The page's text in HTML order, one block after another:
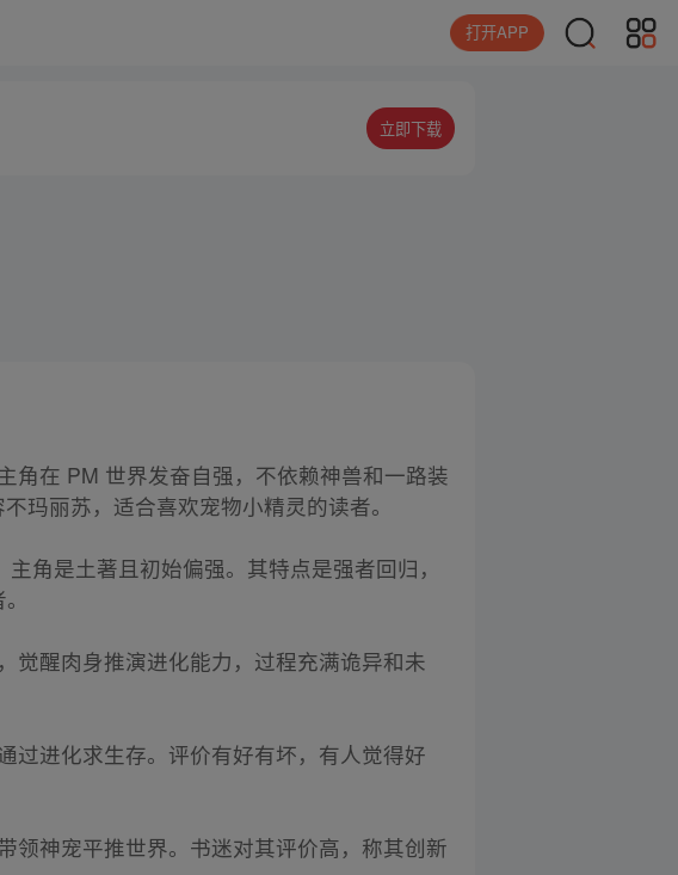
打开APP
立即下载
角在 PM 世界发奋自强，不依赖神兽和一路装
玛丽苏，适合喜欢宠物小精灵的读者。
角是土著且初始偏强。其特点是强者回归，
觉醒肉身推演进化能力，过程充满诡异和未
过进化求生存。评价有好有坏，有人觉得好
领神宠平推世界。书迷对其评价高，称其创新